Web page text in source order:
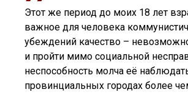
Этот же период до моих 18 лет
важное для человека
убеждений качество –
и пройти мимо социальной
неспособность молча её
провинциальных городах более